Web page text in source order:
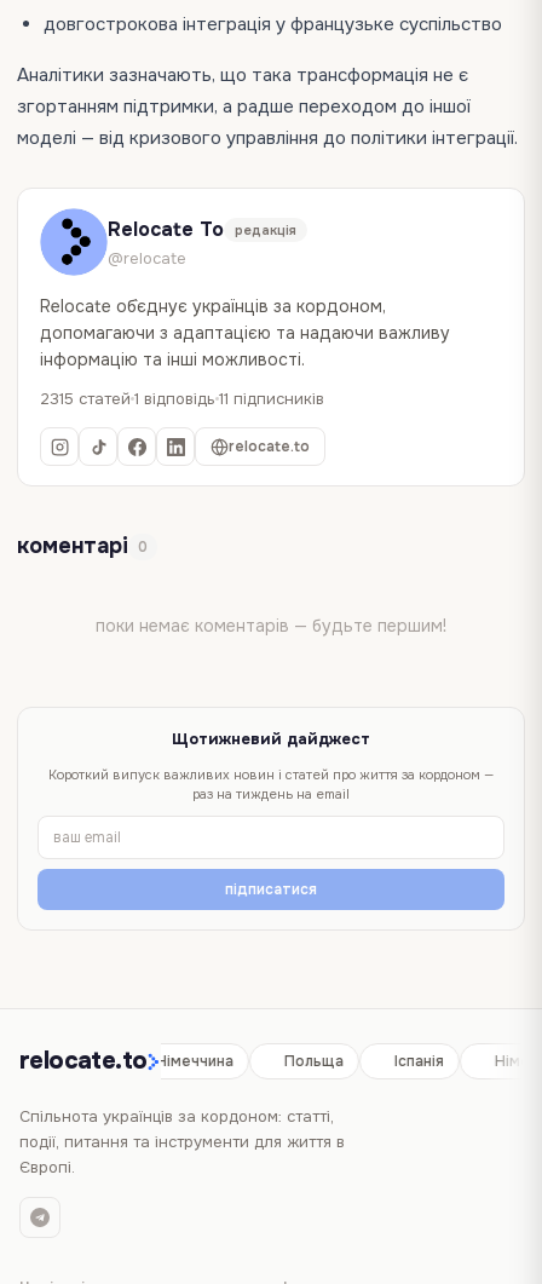
довгострокова інтеграція у французьке суспільство
Аналітики зазначають, що така трансформація не є
згортанням підтримки, а радше переходом до іншої
моделі — від кризового управління до політики інтеграції.
Relocate To редакція
@relocate
Relocate об`єднує українців за кордоном,
допомагаючи з адаптацією та надаючи важливу
інформацію та інші можливості.
2315 статей 1 відповідь 11 підписників
relocate.to
коментарі 0
поки немає коментарів — будьте першим!
Щотижневий дайджест
Короткий випуск важливих новин і статей про життя за кордоном —
раз на тиждень на email
підписатися
relocate.to
Іспанія Німеччина Польща Іспанія
Спільнота українців за кордоном: статті,
події, питання та інструменти для життя в
Європі.